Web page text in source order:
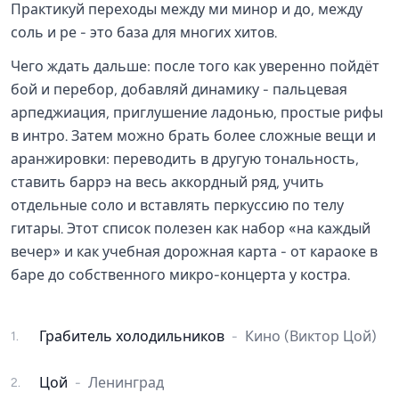
Практикуй переходы между ми минор и до, между
соль и ре - это база для многих хитов.
Чего ждать дальше: после того как уверенно пойдёт
бой и перебор, добавляй динамику - пальцевая
арпеджиация, приглушение ладонью, простые рифы
в интро. Затем можно брать более сложные вещи и
аранжировки: переводить в другую тональность,
ставить баррэ на весь аккордный ряд, учить
отдельные соло и вставлять перкуссию по телу
гитары. Этот список полезен как набор «на каждый
вечер» и как учебная дорожная карта - от караоке в
баре до собственного микро-концерта у костра.
1. Грабитель холодильников - Кино (Виктор Цой)
2. Цой - Ленинград